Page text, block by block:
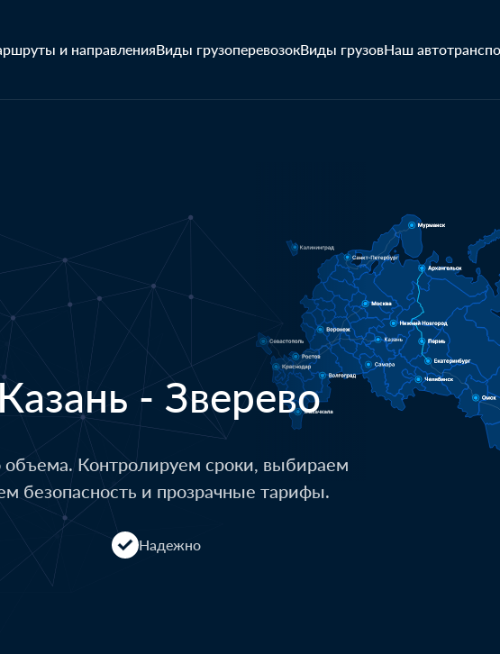
и направленияВиды грузоперевозокВиды грузовНаш
- Зверево
объема. Контролируем сроки, выбираем
безопасность и прозрачные тарифы.
Надежно